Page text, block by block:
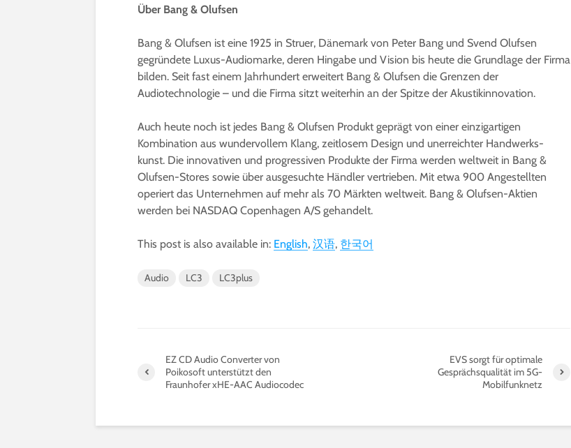
Über Bang & Olufsen
Bang & Olufsen ist eine 1925 in Struer, Dänemark von Peter Bang und Svend Olufsen
gegründete Luxus-Audiomarke, deren Hingabe und Vision bis heute die Grundlage der Firma
bilden. Seit fast einem Jahrhundert erweitert Bang & Olufsen die Grenzen der
Audiotechnologie – und die Firma sitzt weiterhin an der Spitze der Akustikinnovation.
Auch heute noch ist jedes Bang & Olufsen Produkt geprägt von einer einzigartigen
Kombination aus wundervollem Klang, zeitlosem Design und unerreichter Handwerks-
kunst. Die innovativen und progressiven Produkte der Firma werden weltweit in Bang &
Olufsen-Stores sowie über ausgesuchte Händler vertrieben. Mit etwa 900 Angestellten
operiert das Unternehmen auf mehr als 70 Märkten weltweit. Bang & Olufsen-Aktien
werden bei NASDAQ Copenhagen A/S gehandelt.
This post is also available in: English 汉语 한국어
Audio LC3 LC3plus
EZ CD Audio Converter von
Poikosoft unterstützt den
Fraunhofer xHE-AAC Audiocodec
EVS sorgt für optimale
Gesprächsqualität im 5G-
Mobilfunknetz